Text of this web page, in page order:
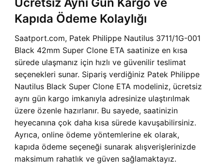
Kapıda Ödeme Kolaylığı
Saatport.com, Patek Philippe Nautilus 3711/1G-001
Black 42mm Super Clone ETA saatinize en kısa
sürede ulaşmanız için hızlı ve güvenilir teslimat
seçenekleri sunar. Sipariş verdiğiniz Patek Philippe
Nautilus Black Super Clone ETA modeliniz, ücretsiz
aynı gün kargo imkanıyla adresinize ulaştırılmak
üzere özenle hazırlanır. Bu sayede, saatinizin
heyecanına çok daha kısa sürede kavuşabilirsiniz.
Ayrıca, online ödeme yöntemlerine ek olarak,
kapıda ödeme seçeneği sunarak alışverişlerinizde
maksimum rahatlık ve güven sağlamaktayız.